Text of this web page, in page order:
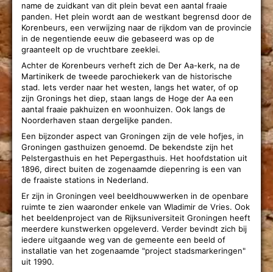
name de zuidkant van dit plein bevat een aantal fraaie
panden. Het plein wordt aan de westkant begrensd door de
Korenbeurs, een verwijzing naar de rijkdom van de provincie
in de negentiende eeuw die gebaseerd was op de
graanteelt op de vruchtbare zeeklei.
Achter de Korenbeurs verheft zich de Der Aa-kerk, na de
Martinikerk de tweede parochiekerk van de historische
stad. Iets verder naar het westen, langs het water, of op
zijn Gronings het diep, staan langs de Hoge der Aa een
aantal fraaie pakhuizen en woonhuizen. Ook langs de
Noorderhaven staan dergelijke panden.
Een bijzonder aspect van Groningen zijn de vele hofjes, in
Groningen gasthuizen genoemd. De bekendste zijn het
Pelstergasthuis en het Pepergasthuis. Het hoofdstation uit
1896, direct buiten de zogenaamde diepenring is een van
de fraaiste stations in Nederland.
Er zijn in Groningen veel beeldhouwwerken in de openbare
ruimte te zien waaronder enkele van Wladimir de Vries. Ook
het beeldenproject van de Rijksuniversiteit Groningen heeft
meerdere kunstwerken opgeleverd. Verder bevindt zich bij
iedere uitgaande weg van de gemeente een beeld of
installatie van het zogenaamde "project stadsmarkeringen"
uit 1990.